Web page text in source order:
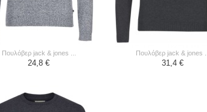
πουλόβερ jack & jones ...
24,8 €
πουλόβερ jack & jones ...
31,4 €